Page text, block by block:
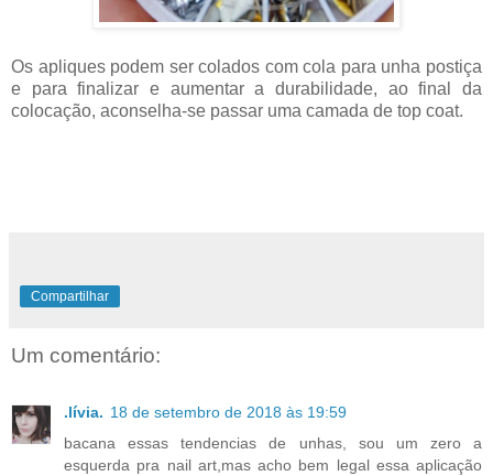
Os apliques podem ser colados com cola para unha postiça
e para finalizar e aumentar a durabilidade, ao final da
colocação, aconselha-se passar uma camada de top coat.
Compartilhar
Um comentário:
.lívia. 18 de setembro de 2018 às 19:59
bacana essas tendencias de unhas, sou um zero a
esquerda pra nail art,mas acho bem legal essa aplicação